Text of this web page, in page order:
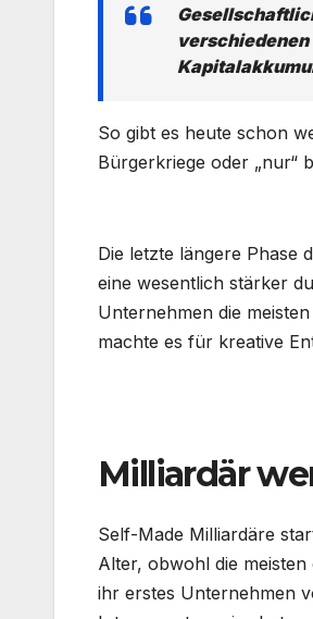
So gibt es heute schon
Bürgerkriege oder „nur“
Die letzte längere Phase
eine wesentlich stärker
Unternehmen die
machte es für kreative
Milliardär
Self-Made Milliardäre
Alter, obwohl die
ihr erstes Unternehmen